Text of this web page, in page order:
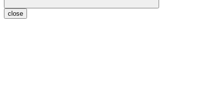
close